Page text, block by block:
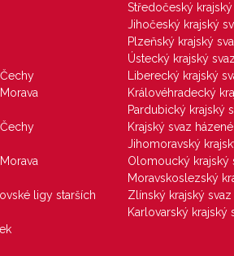
ligy starších
Středočeský
Jihočeský krajský
Plzeňský krajský
Ústecký krajský
Liberecký krajský
Královéhradecký
Pardubický krajský
Krajský svaz
Jihomoravský
Olomoucký krajský
Moravskoslezský
Zlínský krajský
Karlovarský krajský